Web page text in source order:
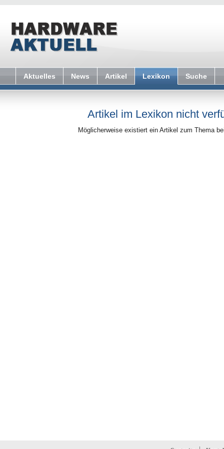
Aktuelles News Artikel Lexikon Suche
Artikel im Lexikon nicht
Möglicherweise existiert ein Artikel zum Thema